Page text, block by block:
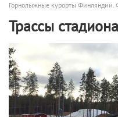
Горнолыжные курорты Финляндии.
Трассы